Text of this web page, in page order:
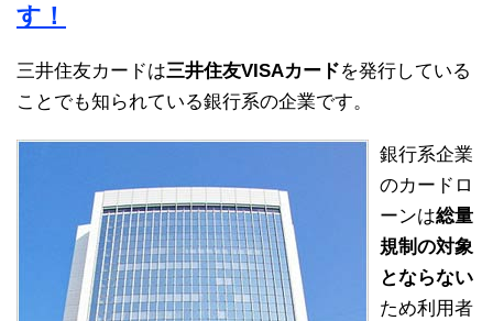
す！
三井住友カードは三井住友VISAカードを発行している
ことでも知られている銀行系の企業です。
銀行系企業
のカードロ
ーンは総量
規制の対象
とならない
ため利用者